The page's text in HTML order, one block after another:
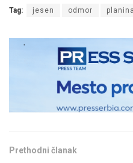
Tag: jesen odmor planina
Prethodni članak